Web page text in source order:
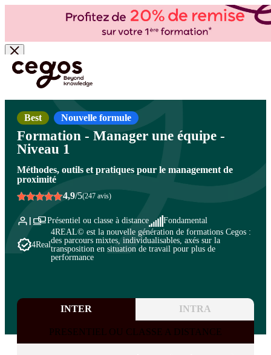
Skip to main content
Vous êtes ici : Accueil >Cegos, organisme de formation à Paris et en régions
Management et leadership
du management
Best Nouvelle formule
Formation - Manager une équipe -
Niveau 1
Méthodes, outils et pratiques pour le management de
proximité
4,9/5(247 avis)
Présentiel ou classe à distance Fondamental
4Real
4REAL© est la nouvelle génération de formations Cegos :
des parcours mixtes, individualisables, axés sur la
transposition en situation de travail pour plus de
performance
INTER INTRA
PRESENTIEL OU CLASSE A DISTANCE